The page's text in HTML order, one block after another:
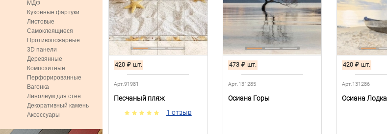
МДФ
Кухонные фартуки
Листовые
Самоклеящиеся
Противопожарные
3D панели
Деревянные
Композитные
Перфорированные
Вагонка
Линолеум для стен
Декоративный камень
Аксессуары
420 ₽ шт.
Арт.91981
Песчаный пляж
1 отзыв
473 ₽ шт.
Арт.131285
Осиана Горы
420 ₽ шт.
Арт.131286
Осиана Лодка